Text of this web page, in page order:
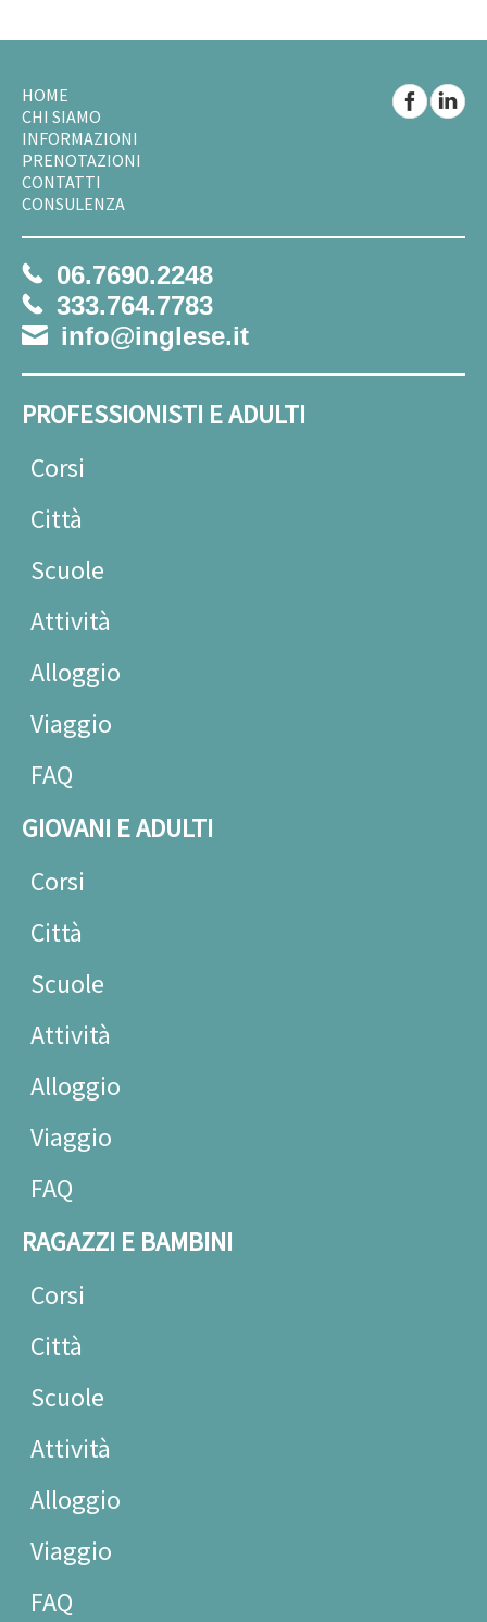
HOME
CHI SIAMO
INFORMAZIONI
PRENOTAZIONI
CONTATTI
CONSULENZA
06.7690.2248
333.764.7783
info@inglese.it
PROFESSIONISTI E ADULTI
Corsi
Città
Scuole
Attività
Alloggio
Viaggio
FAQ
GIOVANI E ADULTI
Corsi
Città
Scuole
Attività
Alloggio
Viaggio
FAQ
RAGAZZI E BAMBINI
Corsi
Città
Scuole
Attività
Alloggio
Viaggio
FAQ